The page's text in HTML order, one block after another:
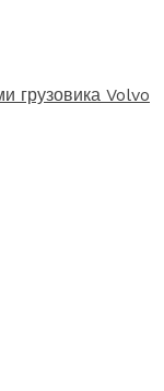
грузовика Volvo